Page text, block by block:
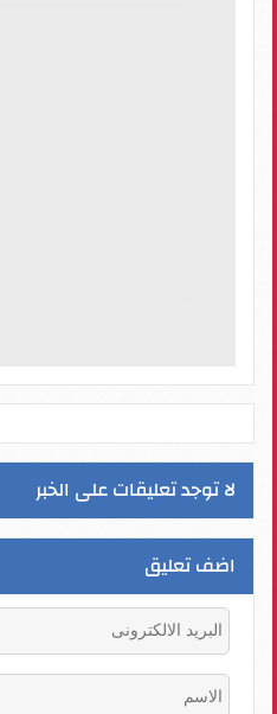
لا توجد تعليقات على الخبر
اضف تعليق